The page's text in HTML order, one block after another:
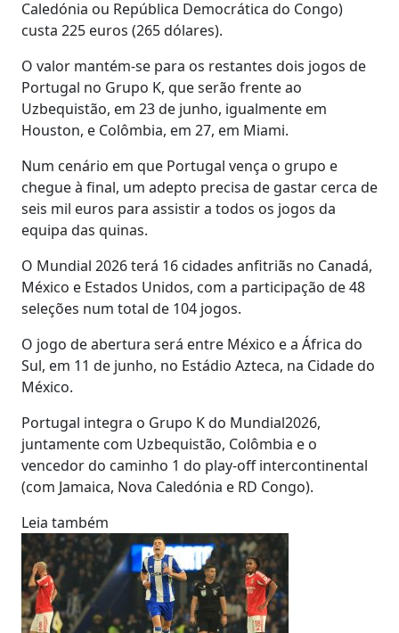
Caledónia ou República Democrática do Congo)
custa 225 euros (265 dólares).
O valor mantém-se para os restantes dois jogos de
Portugal no Grupo K, que serão frente ao
Uzbequistão, em 23 de junho, igualmente em
Houston, e Colômbia, em 27, em Miami.
Num cenário em que Portugal vença o grupo e
chegue à final, um adepto precisa de gastar cerca de
seis mil euros para assistir a todos os jogos da
equipa das quinas.
O Mundial 2026 terá 16 cidades anfitriãs no Canadá,
México e Estados Unidos, com a participação de 48
seleções num total de 104 jogos.
O jogo de abertura será entre México e a África do
Sul, em 11 de junho, no Estádio Azteca, na Cidade do
México.
Portugal integra o Grupo K do Mundial2026,
juntamente com Uzbequistão, Colômbia e o
vencedor do caminho 1 do play-off intercontinental
(com Jamaica, Nova Caledónia e RD Congo).
Leia também